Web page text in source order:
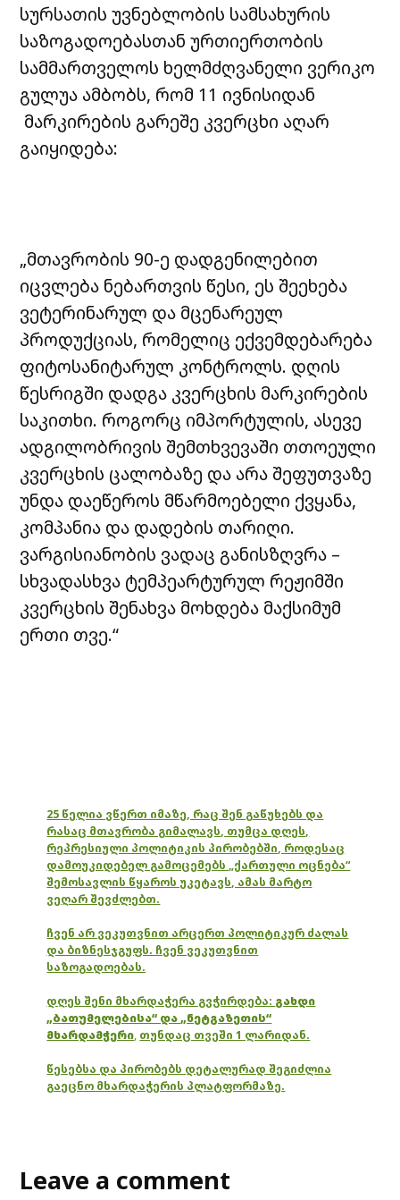
სურსათის უვნებლობის სამსახურის
საზოგადოებასთან ურთიერთობის
სამმართველოს ხელმძღვანელი ვერიკო
გულუა ამბობს, რომ 11 ივნისიდან
მარკირების გარეშე კვერცხი აღარ
გაიყიდება:
„მთავრობის 90-ე დადგენილებით
იცვლება ნებართვის წესი, ეს შეეხება
ვეტერინარულ და მცენარეულ
პროდუქციას, რომელიც ექვემდებარება
ფიტოსანიტარულ კონტროლს. დღის
წესრიგში დადგა კვერცხის მარკირების
საკითხი. როგორც იმპორტულის, ასევე
ადგილობრივის შემთხვევაში თთოეული
კვერცხის ცალობაზე და არა შეფუთვაზე
უნდა დაეწეროს მწარმოებელი ქვყანა,
კომპანია და დადების თარიღი.
ვარგისიანობის ვადაც განისზღვრა –
სხვადასხვა ტემპეარტურულ რეჟიმში
კვერცხის შენახვა მოხდება მაქსიმუმ
ერთი თვე.“
25 წელია ვწერთ იმაზე, რაც შენ გაწუხებს და
რასაც მთავრობა გიმალავს, თუმცა დღეს,
რეპრესიული პოლიტიკის პირობებში, როდესაც
დამოუკიდებელ გამოცემებს „ქართული ოცნება“
შემოსავლის წყაროს უკეტავს, ამას მარტო
ვეღარ შევძლებთ.
ჩვენ არ ვეკუთვნით არცერთ პოლიტიკურ ძალას
და ბიზნესჯგუფს. ჩვენ ვეკუთვნით
საზოგადოებას.
დღეს შენი მხარდაჭერა გვჭირდება: გახდი
„ბათუმელებისა“ და „ნეტგაზეთის“
მხარდამჭერი, თუნდაც თვეში 1 ლარიდან.
წესებსა და პირობებს დეტალურად შეგიძლია
გაეცნო მხარდაჭერის პლატფორმაზე.
Leave a comment